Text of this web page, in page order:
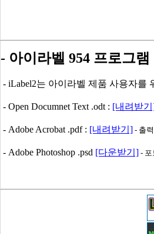
- 아이라벨 954 프로그
- iLabel2는 아이라벨 제품 사용자
- Open Documnet Text .odt : [내려받
- Adobe Acrobat .pdf : [내려받기] - 출
- Adobe Photoshop .psd [다운받기] - 포